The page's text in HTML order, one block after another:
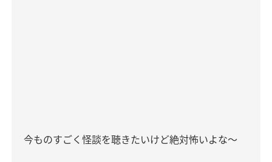
今ものすごく怪談を聴きたいけど絶対怖いよな〜